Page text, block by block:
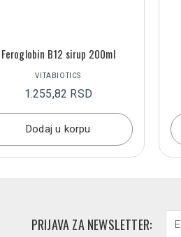
VITABIOTICS
Feroglobin B12 sirup 200ml
1.255,82 RSD
Dodaj u korpu
PRIJAVA ZA NEWSLETTER: